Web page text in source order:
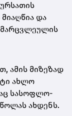
და
ამის მიზეზად
ახლო
სასოფლო-
ახდენს.